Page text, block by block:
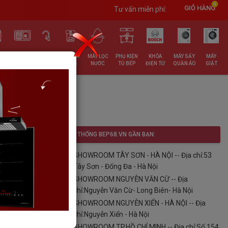
GIỎ HÀNG0
Tư vấn miễn phí:
ĐỒ GIA
DỤNG
MÁY LỌC
NƯỚC
PHỤ KIỆN
TỦ BẾP
KHÓA
ĐIỆN TỪ
MÁY SẤY
QUẦN ÁO
MÁY
GIẶT
vui lòng
HỆ THỐNG BEP68.VN GẦN BẠN:
SHOWROOM TÂY SƠN - HÀ NỘI -- Địa chỉ:53
Tây Sơn - Đống Đa - Hà Nội
SHOWROOM NGUYỄN VĂN CỪ -- Địa
chỉ:Nguyễn Văn Cừ- Long Biên- Hà Nội
SHOWROOM NGUYỄN XIỂN - HÀ NỘI -- Địa
chỉ:Nguyễn Xiển - Hà Nội